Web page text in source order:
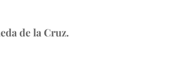
de la Cruz.